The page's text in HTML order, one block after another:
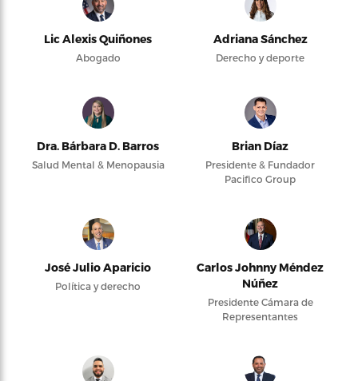
Lic Alexis Quiñones
Abogado
Adriana Sánchez
Derecho y deporte
Dra. Bárbara D. Barros
Salud Mental & Menopausia
Brian Díaz
Presidente & Fundador
Pacifico Group
José Julio Aparicio
Política y derecho
Carlos Johnny Méndez
Núñez
Presidente Cámara de
Representantes